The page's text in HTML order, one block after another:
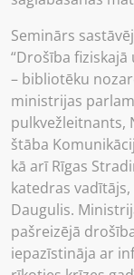
Seminārs
“Drošība
– bibliotēku
ministrijas
pulkvežleitnants,
štāba
kā arī Rīgas
katedras
Daugulis.
pašreizējā
iepazīstināja ar